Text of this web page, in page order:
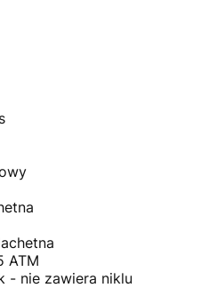
ATM
- nie zawiera niklu